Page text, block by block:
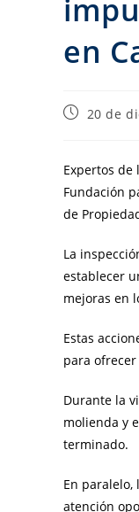
en
20 de
Expertos de
Fundación
de
La
establecer
mejoras en
Estas
para
Durante la
molienda y
terminado.
En paralelo,
atención